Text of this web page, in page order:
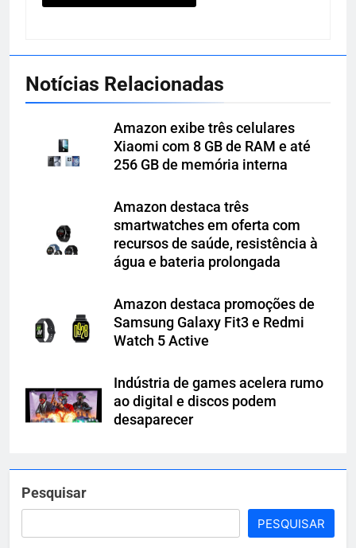
Notícias Relacionadas
Amazon exibe três celulares
Xiaomi com 8 GB de RAM e até
256 GB de memória interna
Amazon destaca três
smartwatches em oferta com
recursos de saúde, resistência à
água e bateria prolongada
Amazon destaca promoções de
Samsung Galaxy Fit3 e Redmi
Watch 5 Active
Indústria de games acelera rumo
ao digital e discos podem
desaparecer
Pesquisar
PESQUISAR